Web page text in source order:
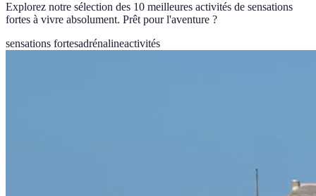
Explorez notre sélection des 10 meilleures activités de sensations
fortes à vivre absolument. Prêt pour l'aventure ?
sensations fortesadrénalineactivités